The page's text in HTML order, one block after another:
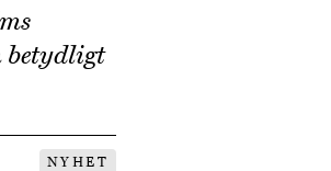
betydligt
NYHET